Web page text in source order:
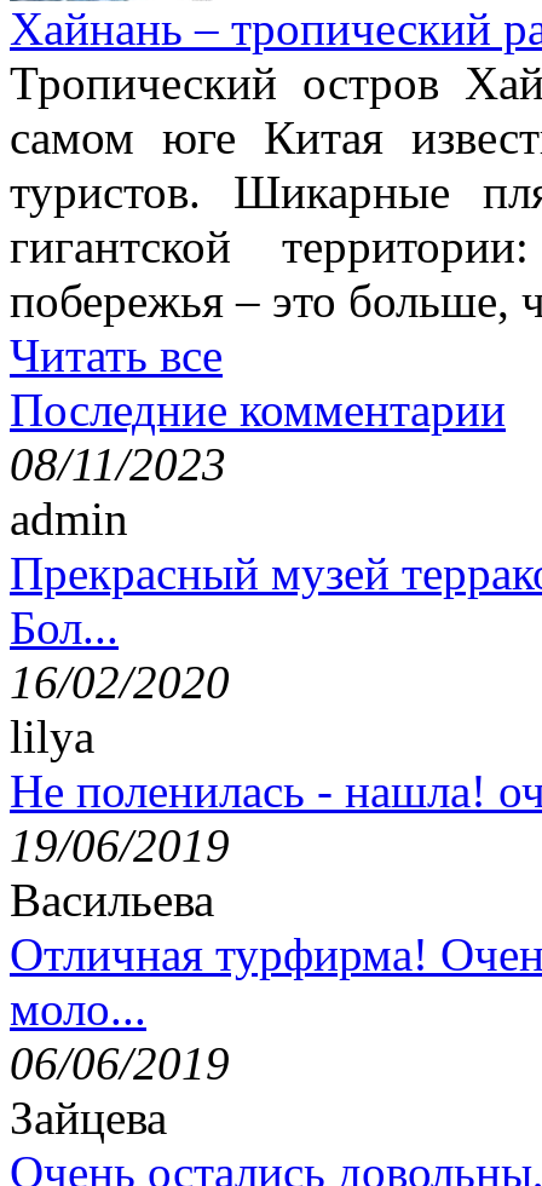
Хайнань – тропический
Тропический остров
самом юге Китая
туристов. Шикарные
гигантской
побережья – это
Читать все
Последние комментарии
08/11/2023
admin
Прекрасный музей
Бол...
16/02/2020
lilya
Не поленилась - нашла!
19/06/2019
Васильева
Отличная турфирма!
моло...
06/06/2019
Зайцева
Очень остались